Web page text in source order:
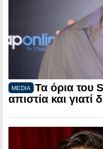
MEDIA
Τα όρια του
απιστία και γιατί